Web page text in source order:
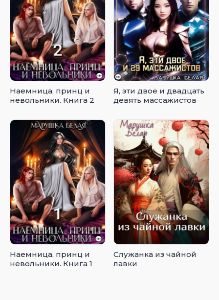
Наемница, принц и
невольники. Книга 2
Я, эти двое и двадцать
девять массажистов
Наемница, принц и
невольники. Книга 1
Служанка из чайной
лавки